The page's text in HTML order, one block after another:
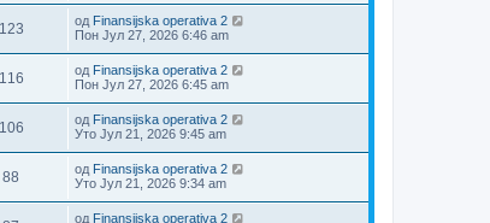
123 од Finansijska operativa 2
Пон Јул 27, 2026 6:46 am
116 од Finansijska operativa 2
Пон Јул 27, 2026 6:45 am
106 од Finansijska operativa 2
Уто Јул 21, 2026 9:45 am
88 од Finansijska operativa 2
Уто Јул 21, 2026 9:34 am
од Finansijska operativa 2